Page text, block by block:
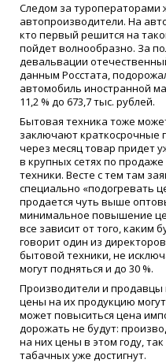
Следом за
автопроизводители. На
кто первый решится на
пойдет волнообразно. За
девальвации
данным Росстата,
автомобиль иностранной
11,2 % до 673,7 тыс. рублей.
Бытовая техника тоже
заключают краткосрочные
через месяц товар придет
в крупных сетях по
техники. Весте с тем там
специально «подогревать
продается чуть выше
минимальное повышение
все зависит от того, каким
говорит один из
бытовой техники, не
могут подняться и до 30 %.
Производители и
цены на их продукцию
может повыситься цена
дорожать не будут:
на них цены в этом году,
табачных уже достигнут.